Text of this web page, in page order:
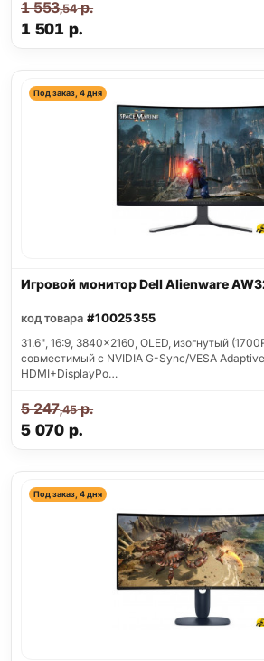
1 501 р.
1 553,54р.
Под заказ, 4 дня
Игровой монитор Dell Alienware
код товара #10025355
31.6", 16:9, 3840x2160, OLED, изогнутый
совместимый с NVIDIA G-Sync/VESA
HDMI+DisplayPo…
5 070 р.
5 247,45р.
Под заказ, 4 дня